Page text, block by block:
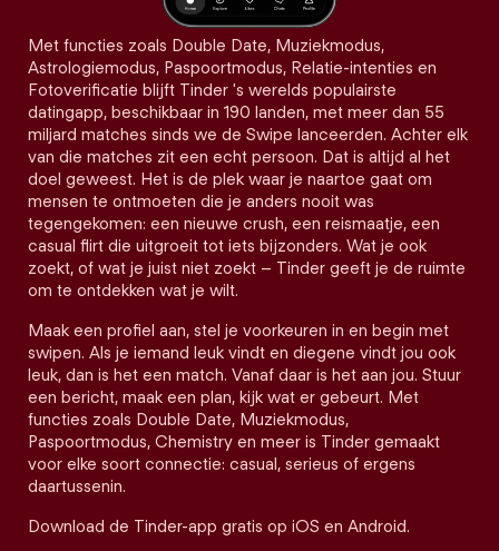
Met functies zoals Double Date, Muziekmodus,
Astrologiemodus, Paspoortmodus, Relatie-intenties en
Fotoverificatie blijft Tinder 's werelds populairste
datingapp, beschikbaar in 190 landen, met meer dan 55
miljard matches sinds we de Swipe lanceerden. Achter elk
van die matches zit een echt persoon. Dat is altijd al het
doel geweest. Het is de plek waar je naartoe gaat om
mensen te ontmoeten die je anders nooit was
tegengekomen: een nieuwe crush, een reismaatje, een
casual flirt die uitgroeit tot iets bijzonders. Wat je ook
zoekt, of wat je juist niet zoekt – Tinder geeft je de ruimte
om te ontdekken wat je wilt.
Maak een profiel aan, stel je voorkeuren in en begin met
swipen. Als je iemand leuk vindt en diegene vindt jou ook
leuk, dan is het een match. Vanaf daar is het aan jou. Stuur
een bericht, maak een plan, kijk wat er gebeurt. Met
functies zoals Double Date, Muziekmodus,
Paspoortmodus, Chemistry en meer is Tinder gemaakt
voor elke soort connectie: casual, serieus of ergens
daartussenin.
Download de Tinder-app gratis op iOS en Android.